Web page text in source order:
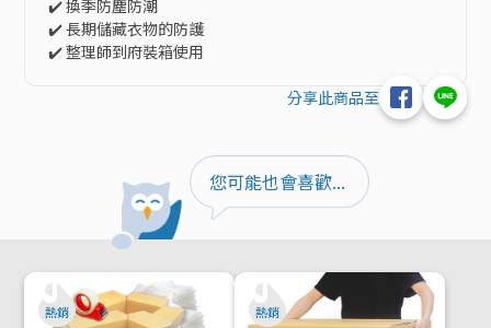
✔️ 換季防塵防潮
✔️ 長期儲藏衣物的防護
✔️ 整理師到府裝箱使用
分享此商品至
您可能也會喜歡...